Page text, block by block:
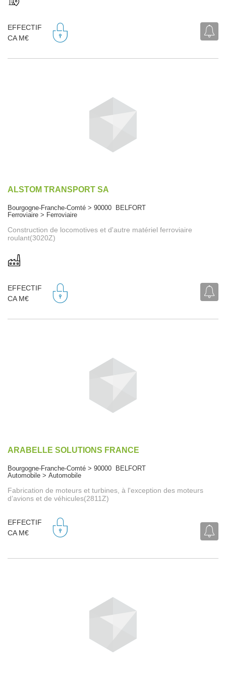
EFFECTIF
CA M€
ALSTOM TRANSPORT SA
Bourgogne-Franche-Comté > 90000 BELFORT
Ferroviaire > Ferroviaire
Construction de locomotives et d'autre matériel ferroviaire
roulant(3020Z)
EFFECTIF
CA M€
ARABELLE SOLUTIONS FRANCE
Bourgogne-Franche-Comté > 90000 BELFORT
Automobile > Automobile
Fabrication de moteurs et turbines, à l'exception des moteurs
d’avions et de véhicules(2811Z)
EFFECTIF
CA M€